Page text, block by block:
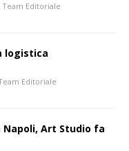
Team Editoriale
logistica
Editoriale
Napoli, Art Studio fa